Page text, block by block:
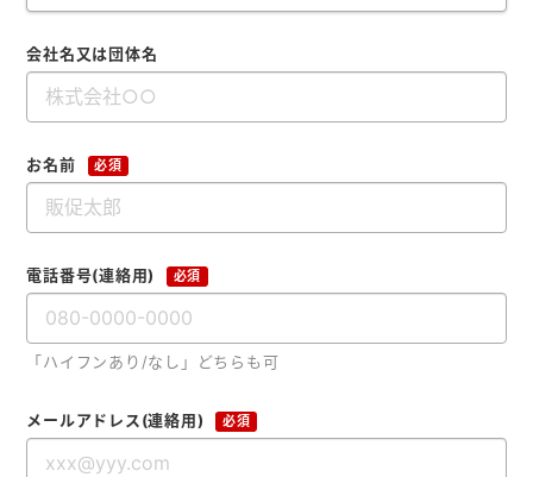
会社名又は団体名
お名前 必須
電話番号(連絡用) 必須
「ハイフンあり/なし」どちらも可
メールアドレス(連絡用) 必須